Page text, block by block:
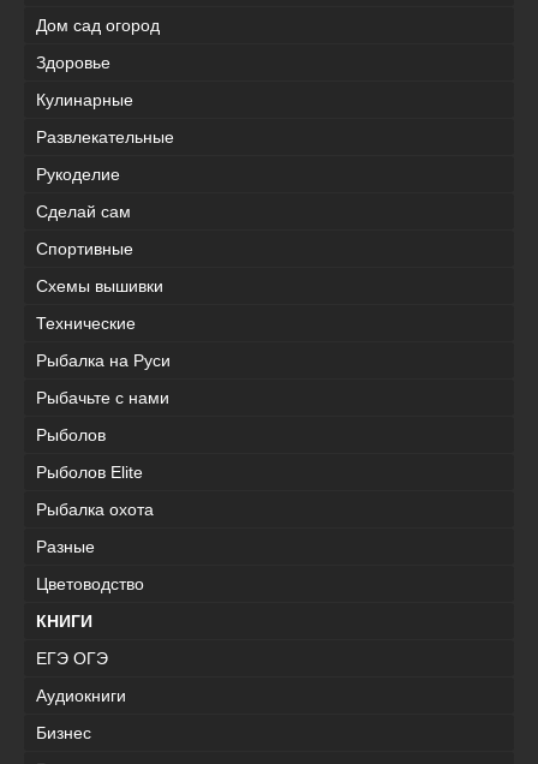
Дом сад огород
Здоровье
Кулинарные
Развлекательные
Рукоделие
Сделай сам
Спортивные
Схемы вышивки
Технические
Рыбалка на Руси
Рыбачьте с нами
Рыболов
Рыболов Elite
Рыбалка охота
Разные
Цветоводство
КНИГИ
ЕГЭ ОГЭ
Аудиокниги
Бизнес